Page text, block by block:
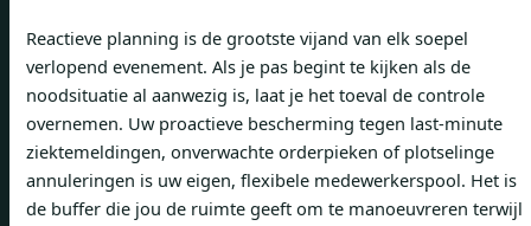
Reactieve planning is de grootste vijand van elk soepel
verlopend evenement. Als je pas begint te kijken als de
noodsituatie al aanwezig is, laat je het toeval de controle
overnemen. Uw proactieve bescherming tegen last-minute
ziektemeldingen, onverwachte orderpieken of plotselinge
annuleringen is uw eigen, flexibele medewerkerspool. Het is
de buffer die jou de ruimte geeft om te manoeuvreren terwijl